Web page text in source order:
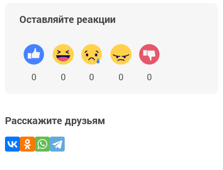
Оставляйте реакции
0 0 0 0 0
Расскажите друзьям